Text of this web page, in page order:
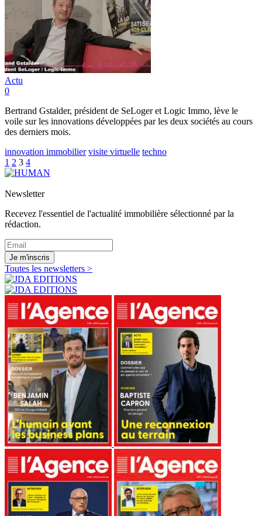
Actu
0
Bertrand Gstalder, président de SeLoger et Logic Immo, lève le
voile sur les innovations développées par les deux sociétés au cours
des derniers mois.
innovation immobilier visite virtuelle techno
1 2 3 4
Newsletter
Recevez l'essentiel de l'actualité immobilière sélectionné par la
rédaction.
Je m'inscris
Toutes les newsletters >